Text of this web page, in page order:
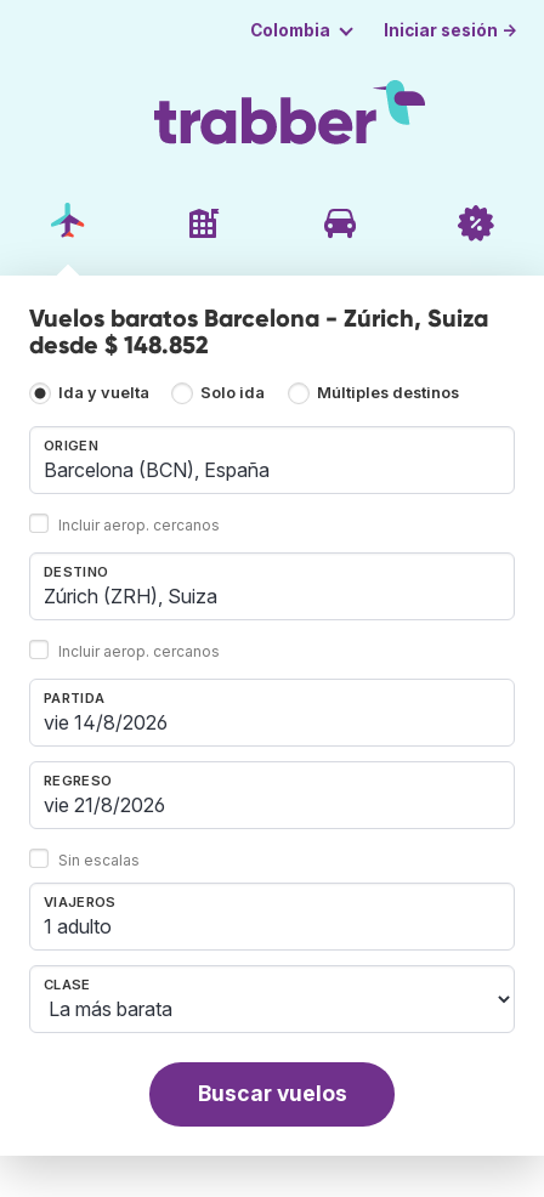
Colombia Iniciar sesión →
Vuelos baratos Barcelona - Zúrich, Suiza
desde $ 148.852
Ida y vuelta Solo ida Múltiples destinos
ORIGEN
Incluir aerop. cercanos
DESTINO
Incluir aerop. cercanos
PARTIDA
REGRESO
Sin escalas
VIAJEROS
1 adulto
CLASE
Buscar vuelos